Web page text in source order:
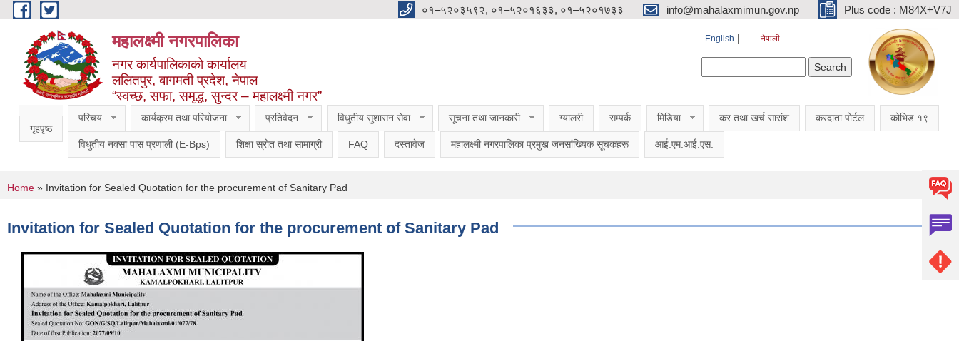
Skip to main content ०१–५२०३५९२, ०१–५२०१६३३, ०१–५२०१७३३ info@mahalaxmimun.gov.np Plus code : M84X+V7J
महालक्ष्मी नगरपालिका
नगर कार्यपालिकाको कार्यालय
ललितपुर, बागमती प्रदेश, नेपाल
“स्वच्छ, सफा, समृद्ध, सुन्दर – महालक्ष्मी नगर”
English नेपाली
गृहपृष्ठ
परिचय कार्यक्रम तथा परियोजना प्रतिवेदन विधुतीय सुशासन सेवा सूचना तथा जानकारी ग्यालरी सम्पर्क मिडिया कर तथा खर्च सारांश करदाता पोर्टल कोभिड १९
विधुतीय नक्सा पास प्रणाली (E-Bps) शिक्षा स्रोत तथा सामाग्री FAQ दस्तावेज महालक्ष्मी नगरपालिका प्रमुख जनसांख्यिक सूचकहरू आई.एम.आई.एस.
You are here
Home » Invitation for Sealed Quotation for the procurement of Sanitary Pad
Invitation for Sealed Quotation for the procurement of Sanitary Pad